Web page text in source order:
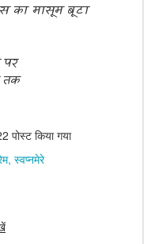
का मासूम बूटा
तक
पोस्ट किया गया
स्वप्नमेरे